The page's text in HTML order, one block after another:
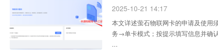
2025-10-21 14:17
本文详述萤石物联网卡的申请及使
务→单卡模式；按提示填写信息并确
...